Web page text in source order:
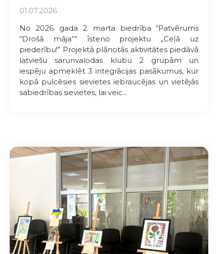
01.07.2026
No 2026. gada 2. marta biedrība “Patvērums
“Drošā māja”” īsteno projektu „Ceļā uz
piederību!” Projektā plānotās aktivitātes piedāvā
latviešu sarunvalodas klubu 2 grupām un
iespēju apmeklēt 3 integrācijas pasākumus, kur
kopā pulcēsies sievietes iebraucējas un vietējās
sabiedrības sievietes, lai veic...